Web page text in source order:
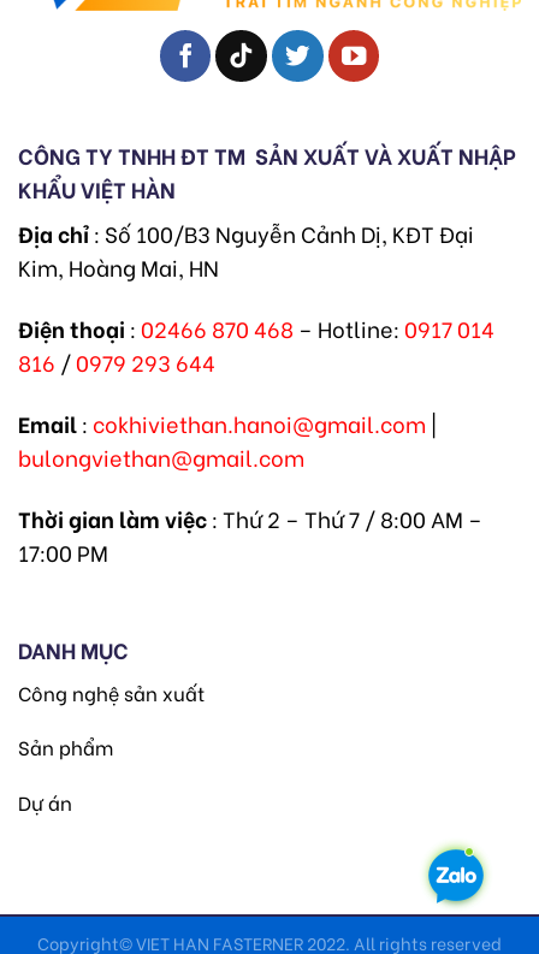
CÔNG TY TNHH ĐT TM SẢN XUẤT VÀ XUẤT NHẬP
KHẨU VIỆT HÀN
Địa chỉ: Số 100/B3 Nguyễn Cảnh Dị, KĐT Đại
Kim, Hoàng Mai, HN
Điện thoại : 02466 870 468 – Hotline: 0917 014
816 /0979 293 644
Email: cokhiviethan.hanoi@gmail.com |
bulongviethan@gmail.com
Thời gian làm việc: Thứ 2 – Thứ 7 / 8:00 AM –
17:00 PM
DANH MỤC
Công nghệ sản xuất
Sản phẩm
Dự án
Copyright© VIET HAN FASTERNER 2022. All rights reserved